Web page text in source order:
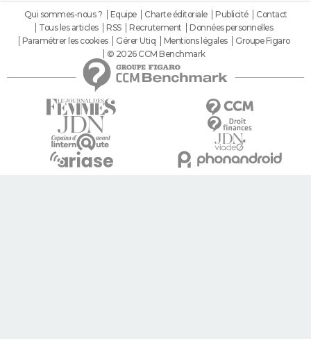
Qui sommes-nous ? Equipe Charte éditoriale Publicité
Contact
Tous les articles
RSS Recrutement
Données personnelles
Paramétrer les cookies
Gérer Utiq Mentions légales
Groupe Figaro
© 2026 CCM Benchmark